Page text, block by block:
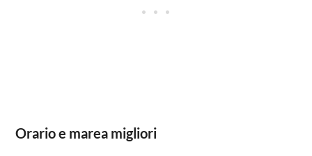
Orario e marea migliori